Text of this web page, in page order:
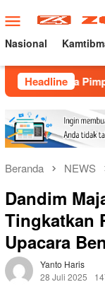
ke
konten
Menu
Mobile
Nasional
HeadlineDPRD,
Beranda NEWS
Dandim
Tingkatkan
Upacara
Yanto Haris
28 Juli 2025